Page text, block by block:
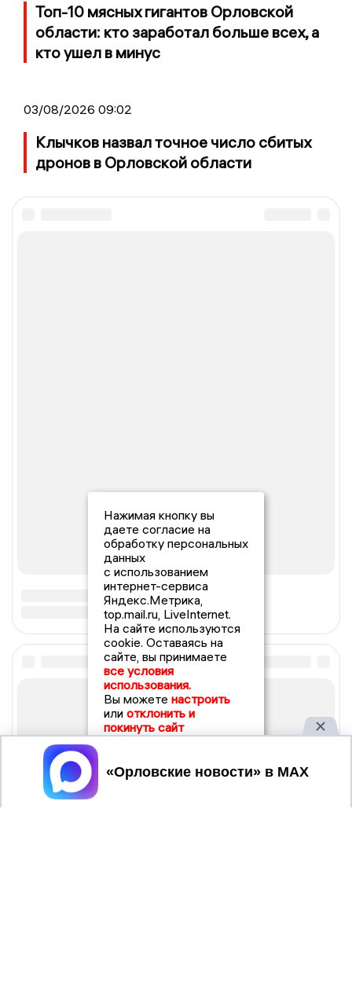
Топ-10 мясных гигантов Орловской
области: кто заработал больше всех, а
кто ушел в минус
03/08/2026 09:02
Клычков назвал точное число сбитых
дронов в Орловской области
Нажимая кнопку вы
даете согласие на
обработку персональных
данных
с использованием
интернет-сервиса
Яндекс.Метрика,
top.mail.ru, LiveInternet.
На сайте используются
cookie. Оставаясь на
сайте, вы принимаете
все условия
использования.
Вы можете настроить
или отклонить и
покинуть сайт
Принять